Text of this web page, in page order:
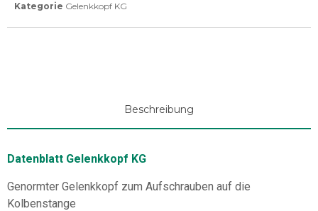
Kategorie Gelenkkopf KG
Beschreibung
Datenblatt Gelenkkopf KG
Genormter Gelenkkopf zum Aufschrauben auf die
Kolbenstange